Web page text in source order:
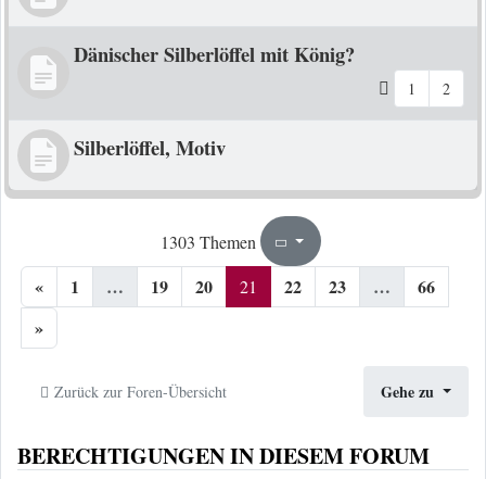
Dänischer Silberlöffel mit König?
1 2
Silberlöffel, Motiv
1303 Themen Seite21
« 1 … 19 20 21 22 23 …
66
»
Zurück zur Foren-Übersicht Gehe zu
BERECHTIGUNGEN IN DIESEM FORUM